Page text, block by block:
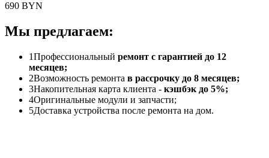
690 BYN
Мы предлагаем:
1Профессиональный ремонт с гарантией до 12
месяцев;
2Возможность ремонта в рассрочку до 8 месяцев;
3Накопительная карта клиента - кэшбэк до 5%;
4Оригинальные модули и запчасти;
5Доставка устройства после ремонта на дом.